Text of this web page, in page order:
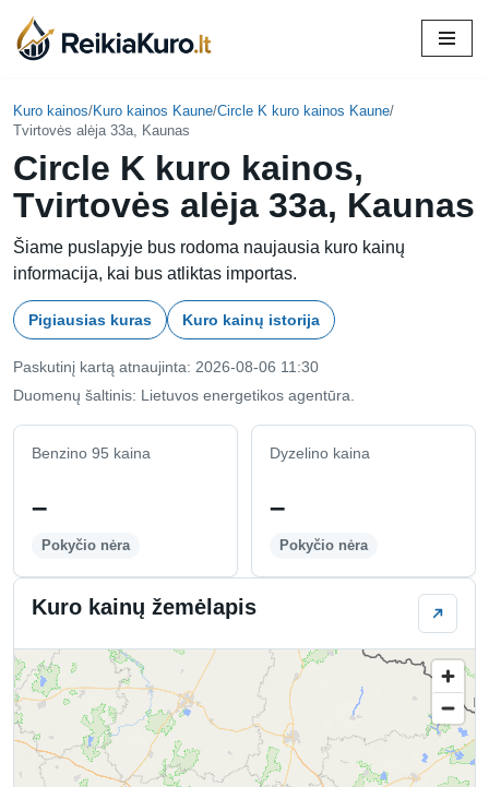
Skip
content
Kuro kainos/Kuro kainos Kaune/Circle K kuro kainos Kaune/
Tvirtovės alėja 33a, Kaunas
Circle K kuro kainos,
Tvirtovės alėja 33a, Kaunas
Šiame puslapyje bus rodoma naujausia kuro kainų
informacija, kai bus atliktas importas.
Pigiausias kuras Kuro kainų istorija
Paskutinį kartą atnaujinta: 2026-08-06 11:30
Duomenų šaltinis: Lietuvos energetikos agentūra.
Benzino 95 kaina
–
Pokyčio nėra
Dyzelino kaina
–
Pokyčio nėra
Kuro kainų žemėlapis